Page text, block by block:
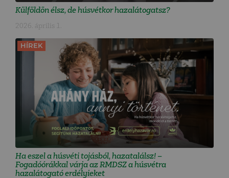
Külföldön élsz, de húsvétkor hazalátogatsz?
2026. április 1.
HÍREK
Ha eszel a húsvéti tojásból, hazatalálsz! –
Fogadóórákkal várja az RMDSZ a húsvétra
hazalátogató erdélyieket